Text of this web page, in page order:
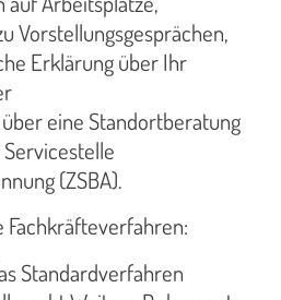
Vorstellungsgesprächen,
Erklärung über Ihr
eine Standortberatung
(ZSBA).
Fachkräfteverfahren:
Standardverfahren